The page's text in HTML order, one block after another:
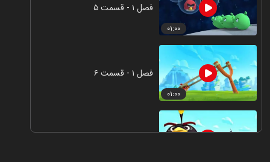
۰۱:۰۰
فصل ۱ - قسمت ۵
۰۱:۰۰
فصل ۱ - قسمت ۶